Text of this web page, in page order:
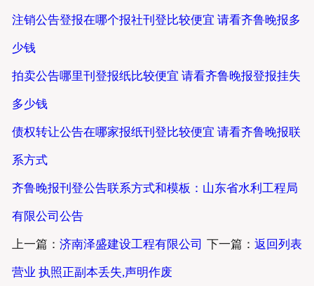
注销公告登报在哪个报社刊登比较便宜 请看齐鲁晚报多
少钱
拍卖公告哪里刊登报纸比较便宜 请看齐鲁晚报登报挂失
多少钱
债权转让公告在哪家报纸刊登比较便宜 请看齐鲁晚报联
系方式
齐鲁晚报刊登公告联系方式和模板：山东省水利工程局
有限公司公告
下一篇：返回列表
上一篇： 济南泽盛建设工程有限公司
营业 执照正副本丢失,声明作废